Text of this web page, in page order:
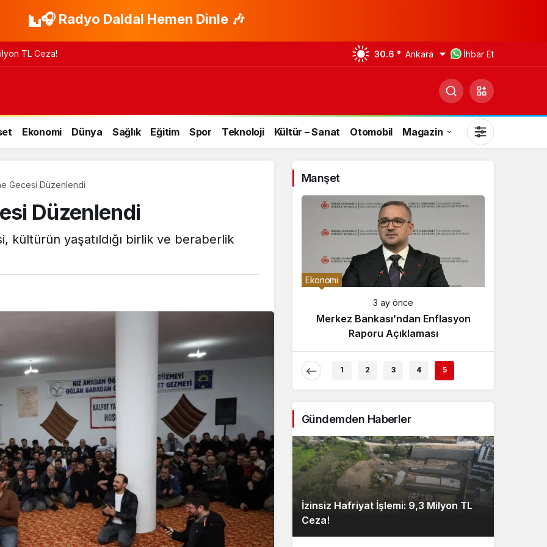
🎧 Radyo Daldal Hemen Dinle 🎶
TL Ceza! 30.6 ° Ankara İhbar Et
Ekonomi Dünya Sağlık Eğitim Spor Teknoloji Kültür – Sanat Otomobil Magazin
Gündüz Modu
Gündüz modunu seçin.
Gece Modu
Gece modunu seçin.
Sistem Modu
Sistem modunu seçin.
Gecesi Düzenlendi
Düzenlendi
kültürün yaşatıldığı birlik ve beraberlik
Manşet
Ekonomi
3 ay önce
Merkez Bankası’ndan Enflasyon
Raporu Açıklaması
1 2 3 4 5
Gündemden Haberler
İzinsiz Hafriyat İşlemi: 9,3 Milyon TL
Ceza!